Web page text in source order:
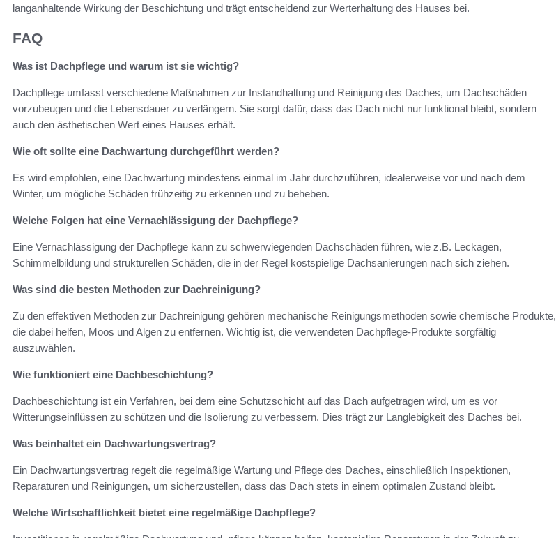
langanhaltende Wirkung der Beschichtung und trägt entscheidend zur Werterhaltung des Hauses bei.
FAQ
Was ist Dachpflege und warum ist sie wichtig?
Dachpflege umfasst verschiedene Maßnahmen zur Instandhaltung und Reinigung des Daches, um Dachschäden
vorzubeugen und die Lebensdauer zu verlängern. Sie sorgt dafür, dass das Dach nicht nur funktional bleibt, sondern
auch den ästhetischen Wert eines Hauses erhält.
Wie oft sollte eine Dachwartung durchgeführt werden?
Es wird empfohlen, eine Dachwartung mindestens einmal im Jahr durchzuführen, idealerweise vor und nach dem
Winter, um mögliche Schäden frühzeitig zu erkennen und zu beheben.
Welche Folgen hat eine Vernachlässigung der Dachpflege?
Eine Vernachlässigung der Dachpflege kann zu schwerwiegenden Dachschäden führen, wie z.B. Leckagen,
Schimmelbildung und strukturellen Schäden, die in der Regel kostspielige Dachsanierungen nach sich ziehen.
Was sind die besten Methoden zur Dachreinigung?
Zu den effektiven Methoden zur Dachreinigung gehören mechanische Reinigungsmethoden sowie chemische Produkte,
die dabei helfen, Moos und Algen zu entfernen. Wichtig ist, die verwendeten Dachpflege-Produkte sorgfältig
auszuwählen.
Wie funktioniert eine Dachbeschichtung?
Dachbeschichtung ist ein Verfahren, bei dem eine Schutzschicht auf das Dach aufgetragen wird, um es vor
Witterungseinflüssen zu schützen und die Isolierung zu verbessern. Dies trägt zur Langlebigkeit des Daches bei.
Was beinhaltet ein Dachwartungsvertrag?
Ein Dachwartungsvertrag regelt die regelmäßige Wartung und Pflege des Daches, einschließlich Inspektionen,
Reparaturen und Reinigungen, um sicherzustellen, dass das Dach stets in einem optimalen Zustand bleibt.
Welche Wirtschaftlichkeit bietet eine regelmäßige Dachpflege?